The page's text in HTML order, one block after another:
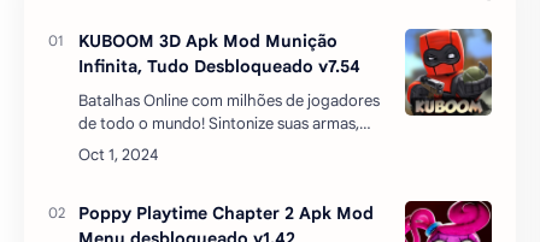
KUBOOM 3D Apk Mod Munição
Infinita, Tudo Desbloqueado v7.54
Batalhas Online com milhões de jogadores
de todo o mundo! Sintonize suas armas,
atualizar o seu personagem e
ganhar!KUBOOM é um excelente jogo de
Poppy Playtime Chapter 2 Apk Mod